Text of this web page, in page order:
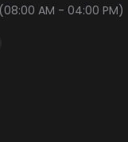
AM - 04:00 PM)